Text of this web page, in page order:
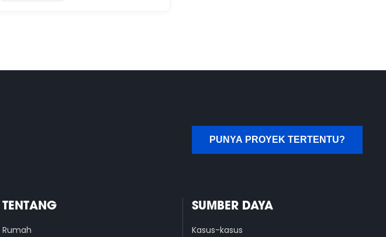
PUNYA PROYEK TERTENTU?
TENTANG
Rumah
SUMBER DAYA
Kasus-kasus